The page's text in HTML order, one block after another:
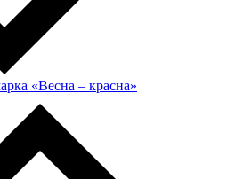
«Весна – красна»